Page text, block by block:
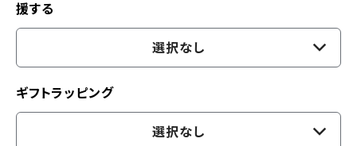
援する
選択なし
ギフトラッピング
選択なし